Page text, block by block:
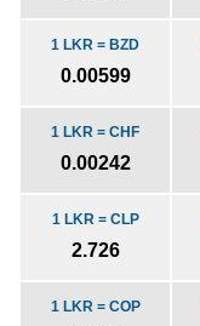
1 LKR = BZD
0.00599
1 LKR = CHF
0.00242
1 LKR = CLP
2.726
1 LKR = COP